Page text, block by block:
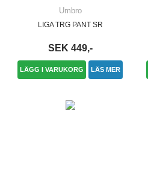
Umbro
LIGA TRG PANT SR
SEK 449,-
LÄGG I VARUKORG LÄS MER